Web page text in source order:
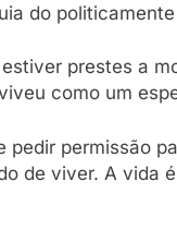
do
prestes a
como um
pedir permissão
de viver. A vida